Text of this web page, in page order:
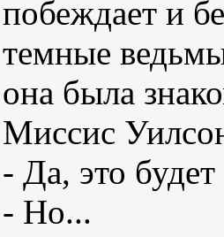
побеждает и
темные
она была
Миссис
- Да, это
- Но...